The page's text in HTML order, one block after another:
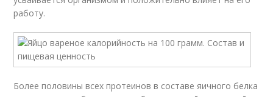
работу.
Более половины всех протеинов в составе яичного белка